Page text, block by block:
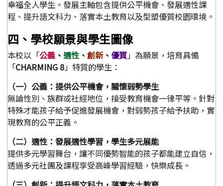
幸福全人學生。發展主軸包含提供公平機會、發展適性課
程、提升語文科力、落實本土教育以及型塑優質校園環境。
四、學校願景與學生圖像
本校以「公義 、 適性 、 創新、 優質」為願景，培育具備
「CHARMING 8」特質的學生：
（一）公義：提供公平機會，關懷弱勢學生
無論性別、族群或社經地位，接受教育機會一律平等。針對
特殊才能孩子給予促進發展機會，對弱勢孩子給予扶助，實
現教育的公平正義。
（二）適性：發展適性學習，學生多元展能
提供多元學習舞台，讓不同優勢智能的孩子都能建立自信，
透過多元社團及課程享受高峰學習經驗，快樂成長。